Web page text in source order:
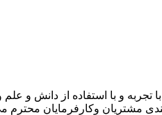
و با استفاده از دانش و
مشتریان وکارفرمایان محترم